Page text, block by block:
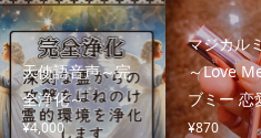
天使語音声～完
全浄化～
¥4,000
マジカル
～Love
ブミー 恋
¥870